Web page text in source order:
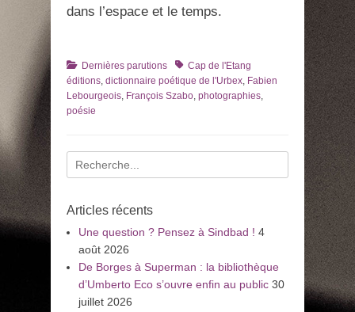
dans l’espace et le temps.
Catégories
Dernières parutions TagsCap de l'Etang
éditions, dictionnaire poétique de l'Urbex, Fabien
Lebourgeois, François Szabo, photographies,
poésie
Recherche
pour
Articles récents
Une question ? Pensez à Sindbad ! 4
août 2026
De Borges à Superman : la bibliothèque
d’Umberto Eco s’ouvre enfin au public 30
juillet 2026